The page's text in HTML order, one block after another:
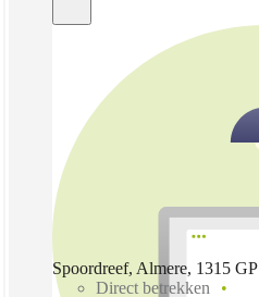
Spoordreef, Almere, 1315 GP
Direct betrekken